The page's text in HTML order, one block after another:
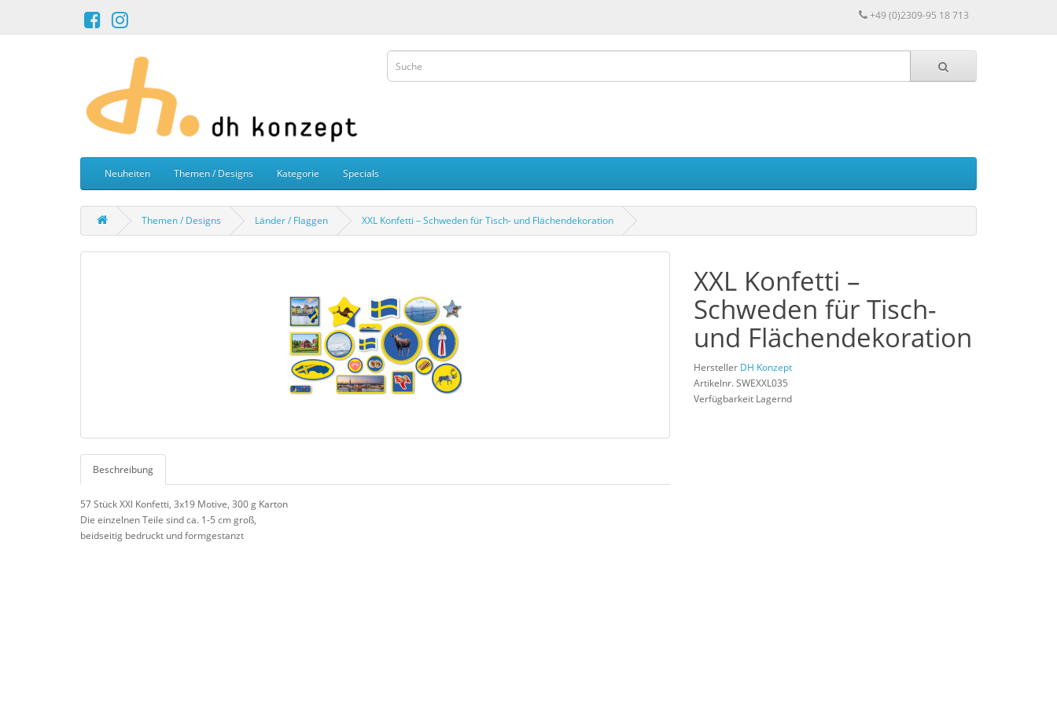
+49 (0)2309-95 18 713
Neuheiten Themen / Designs Kategorie Specials
Themen / Designs Länder / Flaggen XXL Konfetti – Schweden für Tisch- und Flächendekoration
Beschreibung
57 Stück XXl Konfetti, 3x19 Motive, 300 g Karton
Die einzelnen Teile sind ca. 1-5 cm groß,
beidseitig bedruckt und formgestanzt
XXL Konfetti –
Schweden für Tisch-
und Flächendekoration
Hersteller DH Konzept
Artikelnr. SWEXXL035
Verfügbarkeit Lagernd